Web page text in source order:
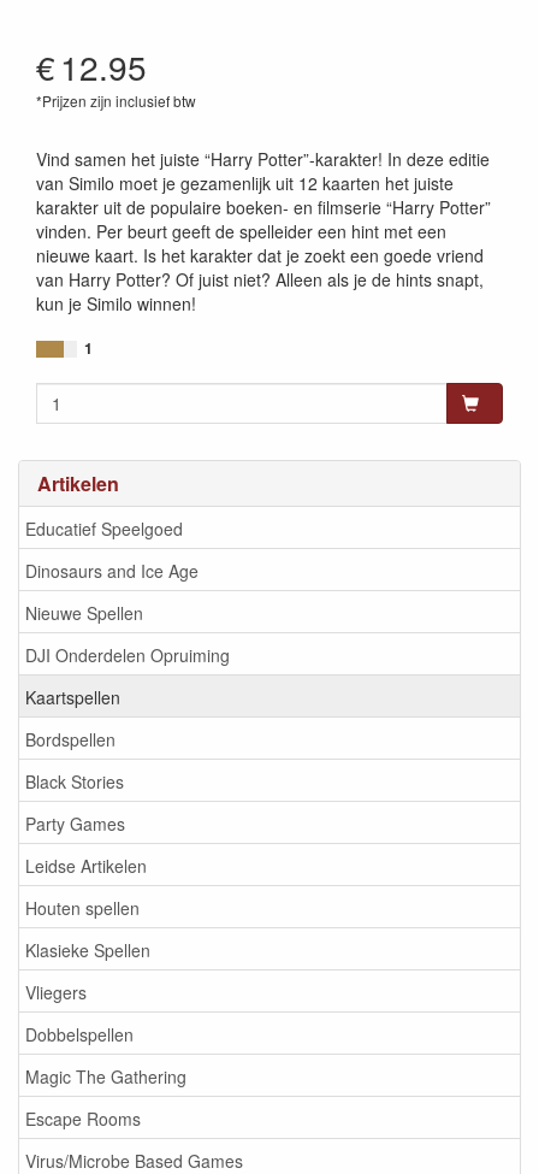
Artikelen
Educatief Speelgoed
Dinosaurs and Ice Age
Nieuwe Spellen
DJI Onderdelen Opruiming
Kaartspellen
Bordspellen
Black Stories
Party Games
Leidse Artikelen
Houten spellen
Klasieke Spellen
Vliegers
Dobbelspellen
Magic The Gathering
Escape Rooms
Virus/Microbe Based Games
€12.95
*Prijzen zijn inclusief btw
Vind samen het juiste “Harry Potter”-karakter! In deze editie
van Similo moet je gezamenlijk uit 12 kaarten het juiste
karakter uit de populaire boeken- en filmserie “Harry Potter”
vinden. Per beurt geeft de spelleider een hint met een
nieuwe kaart. Is het karakter dat je zoekt een goede vriend
van Harry Potter? Of juist niet? Alleen als je de hints snapt,
kun je Similo winnen!
1